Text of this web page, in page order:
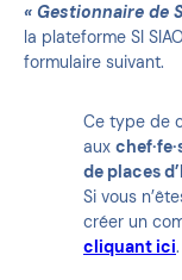
« Gestionnaire de
la plateforme SI
formulaire suivant.
Ce type de
aux
de places
Si vous
créer un
cliquant ici.